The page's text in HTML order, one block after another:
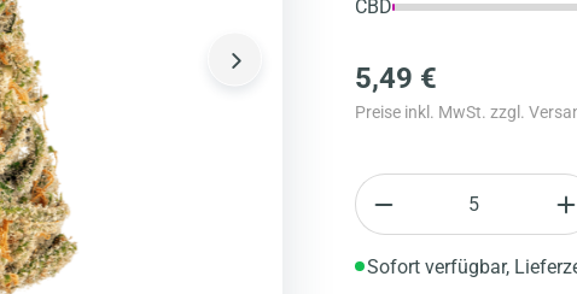
CBD
5,49 €
Preise inkl. MwSt. zzgl.
Anzahl
Sofort verfügbar,